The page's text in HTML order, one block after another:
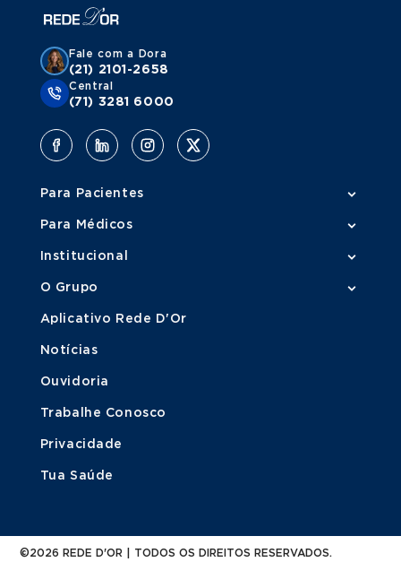
Fale com a Dora
(21) 2101-2658
Central
(71) 3281 6000
Para Pacientes
Para Médicos
Institucional
O Grupo
Aplicativo Rede D'Or
Notícias
Ouvidoria
Trabalhe Conosco
Privacidade
Tua Saúde
©2026 REDE D'OR | TODOS OS DIREITOS RESERVADOS.